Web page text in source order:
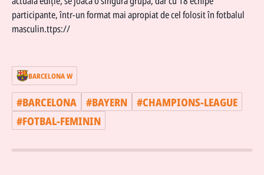
participante, într-un format mai apropiat de cel folosit în fotbalul
masculin.ttps://
BARCELONA W
#BARCELONA #BAYERN #CHAMPIONS-LEAGUE
#FOTBAL-FEMININ